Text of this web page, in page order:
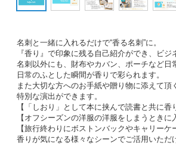
名刺と一緒に入れるだけで“香る名刺”に。
『香り』で印象に残る自己紹介ができ、ビ
名刺以外にも、財布やカバン、ポーチなど日
日常のふとした瞬間が香りで彩られます。
また大切な方へのお手紙や贈り物に添えて頂
特別な演出ができます。
【「しおり」として本に挟んで読書と共に香
【オフシーズンの洋服の洋服をしまうときに
【旅行終わりにボストンバックやキャリーケ
香りが気になる様々なシーンでご活用いただ